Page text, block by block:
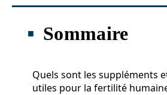
Sommaire
Quels sont les suppléments
utiles pour la fertilité